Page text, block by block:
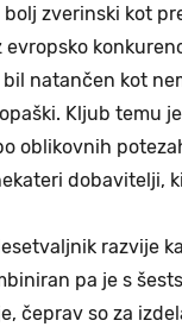
bolj zverinski kot
evropsko
natančen kot
Kljub temu
oblikovnih
dobavitelji,
razvije
pa je s
čeprav so za